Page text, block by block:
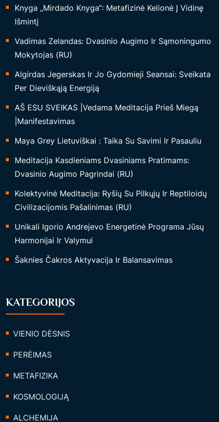
Knyga „Mirdado Knyga“: Metafizinė Kelionė Į Vidinę
Išmintį
Vadimas Zelandas: Dvasinio Augimo Ir Sąmoningumo
Mokytojas (RU)
Algirdas Jegerskas Ir Jo Gydomieji Seansai: Sveikata
Per Dieviškąją Energiją
AŠ ESU SVEIKAS |Vedama Meditacija Prieš Miegą
|Manifestavimas
Maya Grey Lietuviškai : Taika Su Savimi Ir Pasauliu
Meditacija Kasdieniams Dvasiniams Pratimams:
Dvasinio Augimo Pagrindai (RU)
Kolektyvinė Meditacija: Ryšių Su Pilkųjų Ir Reptiloidų
Civilizacijomis Pašalinimas (RU)
Unikali Igorio Andrejevo Energetinė Programa Jūsų
Harmonijai Ir Valymui
Šaknies Čakros Aktyvacija Ir Balansavimas
KATEGORIJOS
VIENIO DĖSNIS
PERĖIMAS
METAFIZIKA
KOSMOLOGIJĄ
ALCHEMIJA